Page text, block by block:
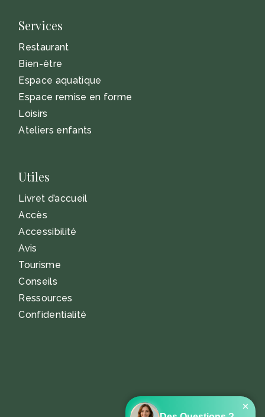
Services
Restaurant
Bien-être
Espace aquatique
Espace remise en forme
Loisirs
Ateliers enfants
Utiles
Livret d’accueil
Accès
Accessibilité
Avis
Tourisme
Conseils
Ressources
Confidentialité